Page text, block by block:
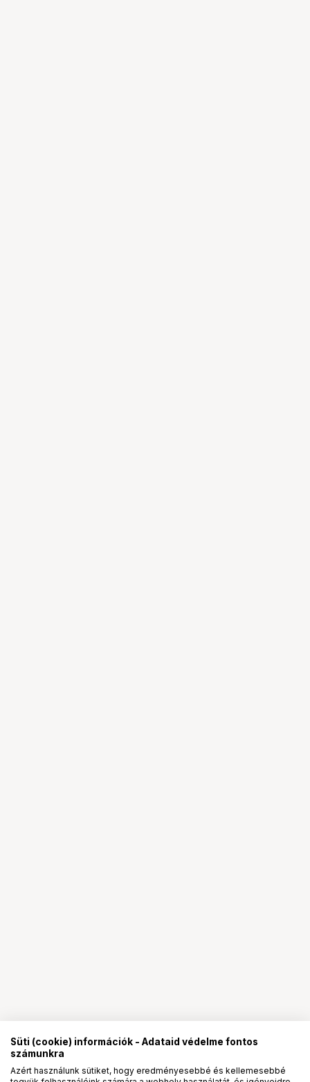
Süti (cookie) információk - Adataid védelme fontos
számunkra
Azért használunk sütiket, hogy eredményesebbé és kellemesebbé